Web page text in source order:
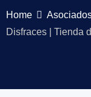
Home
Disfraces | Tienda